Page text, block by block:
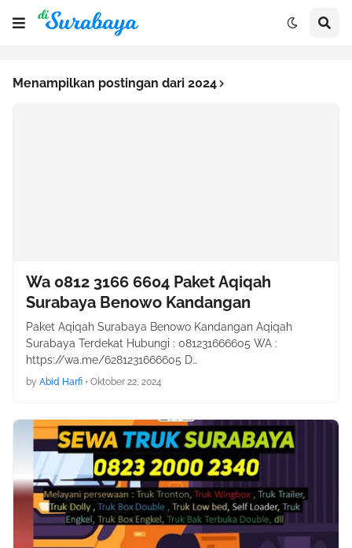
Menampilkan postingan dari 2024
Wa 0812 3166 6604 Paket Aqiqah
Surabaya Benowo Kandangan
Paket Aqiqah Surabaya Benowo Kandangan Aqiqah
Surabaya Terdekat Hubungi : 081231666605 WA :
https://wa.me/6281231666605 D…
by Abid Harfi • Oktober 22, 2024